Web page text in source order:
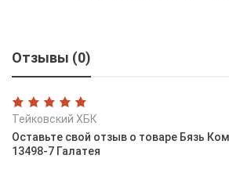
Отзывы (0)
Тейковский ХБК
Оставьте свой отзыв о товаре Бязь
13498-7 Галатея